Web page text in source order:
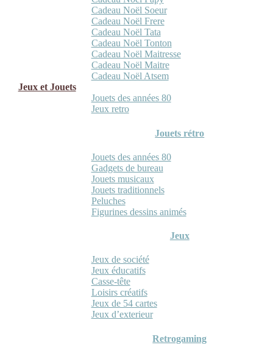
Cadeau Noël Soeur
Cadeau Noël Frere
Cadeau Noël Tata
Cadeau Noël Tonton
Cadeau Noël Maitresse
Cadeau Noël Maitre
Cadeau Noël Atsem
Jeux et Jouets
Jouets des années 80
Jeux retro
Jouets rétro
Jouets des années 80
Gadgets de bureau
Jouets musicaux
Jouets traditionnels
Peluches
Figurines dessins animés
Jeux
Jeux de société
Jeux éducatifs
Casse-tête
Loisirs créatifs
Jeux de 54 cartes
Jeux d’exterieur
Retrogaming